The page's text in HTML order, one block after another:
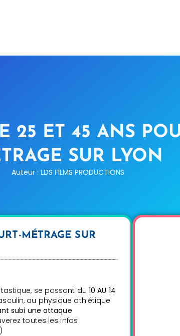
25 ET 45 ANS
SUR LYON
Auteur : LDS FILMS PRODUCTIONS
MÉTRAGE SUR
se passant du 10 AU 14
au physique athlétique
subi une attaque
toutes les infos